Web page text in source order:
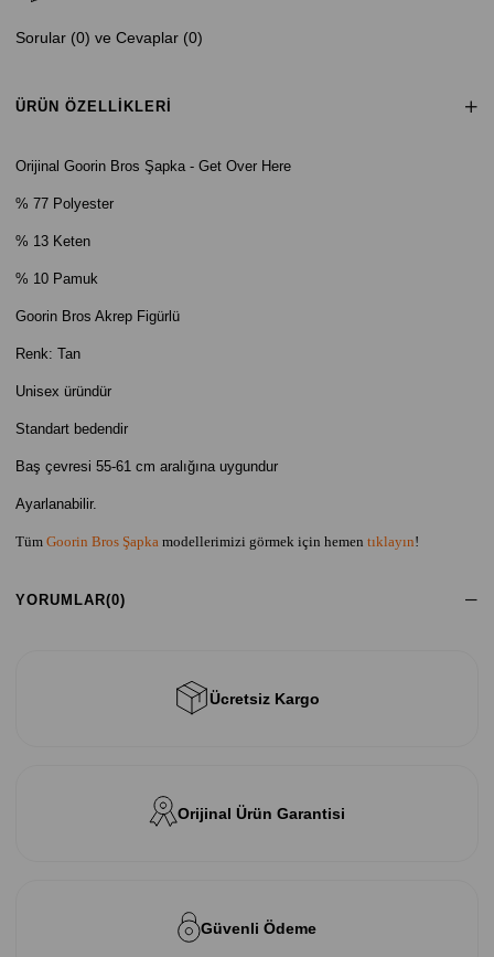
Sorular (0) ve Cevaplar (0)
ÜRÜN ÖZELLIKLERI
Orijinal Goorin Bros Şapka - Get Over Here
% 77 Polyester
% 13 Keten
% 10 Pamuk
Goorin Bros Akrep Figürlü
Renk: Tan
Unisex üründür
Standart bedendir
Baş çevresi 55-61 cm aralığına uygundur
Ayarlanabilir.
Tüm Goorin Bros Şapka modellerimizi görmek için hemen tıklayın!
YORUMLAR(0)
Ücretsiz Kargo
Orijinal Ürün Garantisi
Güvenli Ödeme